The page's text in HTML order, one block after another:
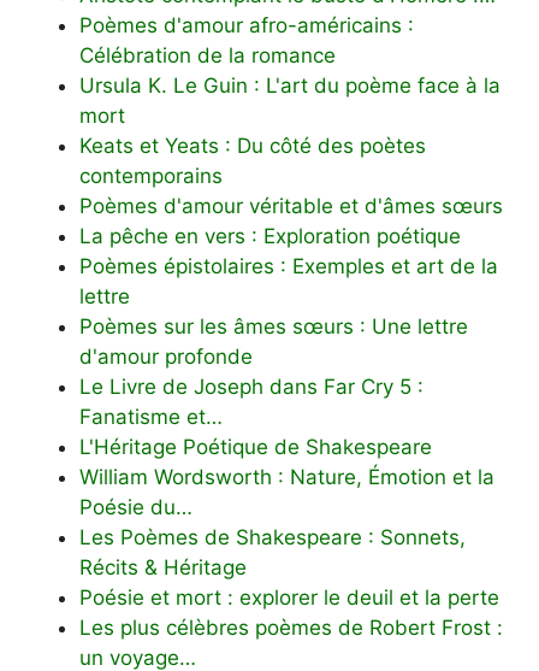
Poèmes d'amour afro-américains :
Célébration de la romance
Ursula K. Le Guin : L'art du poème face à la
mort
Keats et Yeats : Du côté des poètes
contemporains
Poèmes d'amour véritable et d'âmes sœurs
La pêche en vers : Exploration poétique
Poèmes épistolaires : Exemples et art de la
lettre
Poèmes sur les âmes sœurs : Une lettre
d'amour profonde
Le Livre de Joseph dans Far Cry 5 :
Fanatisme et…
L'Héritage Poétique de Shakespeare
William Wordsworth : Nature, Émotion et la
Poésie du…
Les Poèmes de Shakespeare : Sonnets,
Récits & Héritage
Poésie et mort : explorer le deuil et la perte
Les plus célèbres poèmes de Robert Frost :
un voyage…